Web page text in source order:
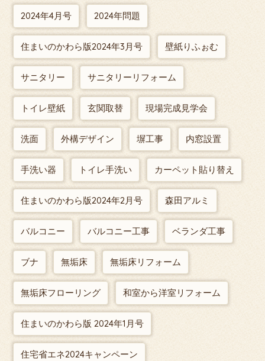
2024年4月号 2024年問題
住まいのかわら版2024年3月号 壁紙りふぉむ
サニタリー サニタリーリフォーム
トイレ壁紙 玄関取替 現場完成見学会
洗面 外構デザイン 塀工事 内窓設置
手洗い器 トイレ手洗い カーペット貼り替え
住まいのかわら版2024年2月号 森田アルミ
バルコニー バルコニー工事 ベランダ工事
ブナ 無垢床 無垢床リフォーム
無垢床フローリング 和室から洋室リフォーム
住まいのかわら版 2024年1月号
住宅省エネ2024キャンペーン